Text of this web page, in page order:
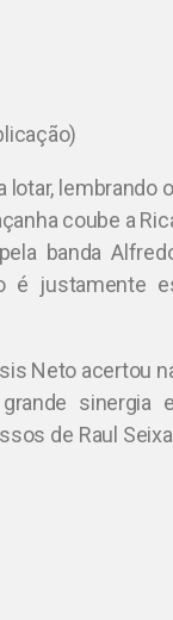
lembrando
coube a
banda
é justamente
Neto acertou
de Raul